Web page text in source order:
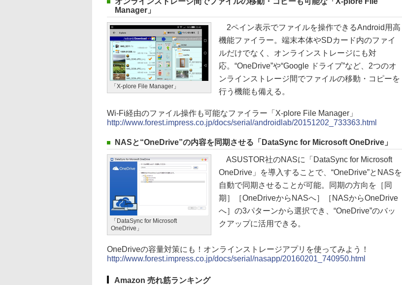
Manager」
「X-plore File Manager」
2ペイン表示でファイルを操作できるAndroid用高
機能ファイラー。端末本体やSDカード内のファイ
ルだけでなく、オンラインストレージにも対
応。“OneDrive”や“Google ドライブ”など、2つのオ
ンラインストレージ間でファイルの移動・コピーを
行う機能も備える。
Wi-Fi経由のファイル操作も可能なファイラー「X-plore File Manager」
http://www.forest.impress.co.jp/docs/serial/androidlab/20151202_733363.html
NASと“OneDrive”の内容を同期させる「DataSync for Microsoft OneDrive」
「DataSync for Microsoft
OneDrive」
ASUSTOR社のNASに「DataSync for Microsoft
OneDrive」を導入することで、“OneDrive”とNASを
自動で同期させることが可能。同期の方向を［同
期］［OneDriveからNASへ］［NASからOneDrive
へ］の3パターンから選択でき、“OneDrive”のバッ
クアップに活用できる。
OneDriveの容量対策にも！オンラインストレージアプリを使ってみよう！
http://www.forest.impress.co.jp/docs/serial/nasapp/20160201_740950.html
Amazon 売れ筋ランキング